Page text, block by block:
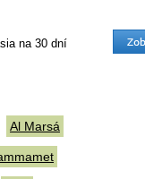
na 30 dní
Al Marsá